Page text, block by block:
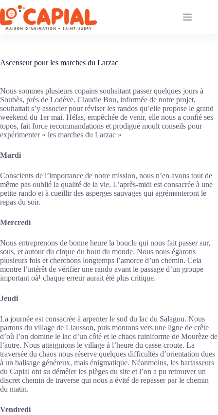
Passer
au
contenu
Ascenseur pour les marches du Larzac
Nous sommes plusieurs copains souhaitant passer quelques jours à
Soubès, près de Lodève. Claudie Bou, informée de notre projet,
souhaitait s’y associer pour réviser les randos qu’elle propose le grand
weekend du 1er mai. Hélas, empêchée de venir, elle nous a confié ses
topos, fait force recommandations et prodigué moult conseils pour
expérimenter « les marches du Larzac »
Mardi
Conscients de l’importance de notre mission, nous n’en avons tout de
même pas oublié la qualité de la vie. L’après-midi est consacrée à une
petite rando et à cueillir des asperges sauvages qui agrémenteront le
repas du soir.
Mercredi
Nous entreprenons de bonne heure la boucle qui nous fait passer sur,
sous, et autour du cirque du bout du monde. Nous nous égarons
plusieurs fois et cherchons longtemps l’amorce d’un chemin. Cela
montre l’intérêt de vérifier une rando avant le passage d’un groupe
important oà¹ chaque erreur aurait été plus critique.
Jeudi
La journée est consacrée à arpenter le sud du lac du Salagou. Nous
partons du village de Liausson, puis montons vers une ligne de crête
d’où l’on domine le lac d’un côté et le chaos ruiniforme de Mourèze de
l’autre. Nous atteignions le village à l’heure du casse-croute. La
traversée du chaos nous réserve quelques difficultés d’orientation dues
à un balisage généreux, mais énigmatique. Néanmoins, les bartasseurs
du Capial ont su démêler les pièges du site et l’on a pu retrouver un
discret chemin de traverse qui nous a évité de repasser par le chemin
du matin.
Vendredi